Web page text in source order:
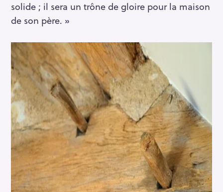
solide ; il sera un trône de gloire pour la maison
de son père. »